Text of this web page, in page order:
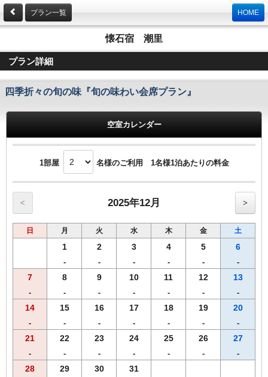
プラン一覧 HOME
懐石宿 潮里
プラン詳細
四季折々の旬の味『旬の味わい会席プラン』
空室カレンダー
1部屋 名様のご利用 1名様1泊あたりの料金
< 2025年12月 >
日 月 火 水 木 金 土
1
-
2
-
3
-
4
-
5
-
6
-
7
-
8
-
9
-
10
-
11
-
12
-
13
-
14
-
15
-
16
-
17
-
18
-
19
-
20
-
21
-
22
-
23
-
24
-
25
-
26
-
27
-
28 29 30 31